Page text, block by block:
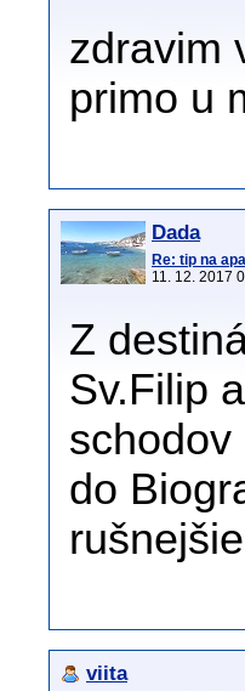
zdravim
primo u
Dada
Re: tip na
11. 12. 2017
Z
Sv.Filip
do
viita